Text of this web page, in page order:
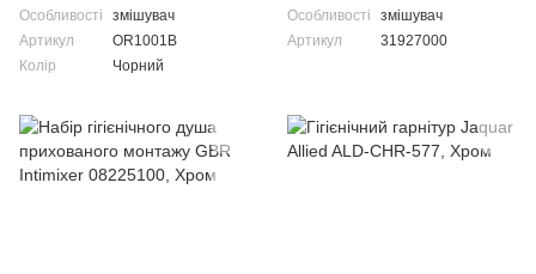
Особливості
змішувач
Артикул
OR1001B
Колір
Чорний
Особливості
змішувач
Артикул
31927000